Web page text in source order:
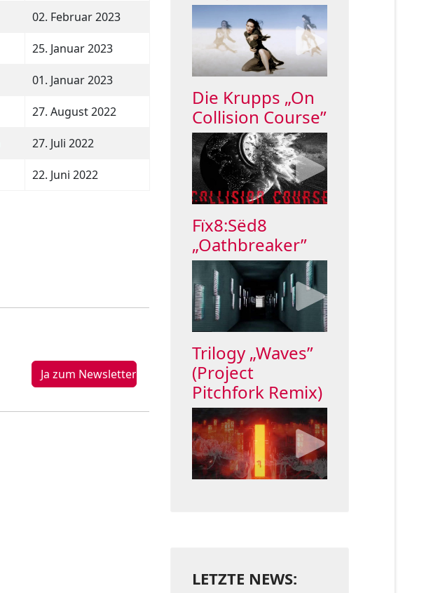
02. Februar 2023
25. Januar 2023
01. Januar 2023
27. August 2022
27. Juli 2022
22. Juni 2022
Die Krupps „On
Collision Course”
Fïx8:Sëd8
„Oathbreaker”
Trilogy „Waves”
(Project
Pitchfork Remix)
LETZTE NEWS: